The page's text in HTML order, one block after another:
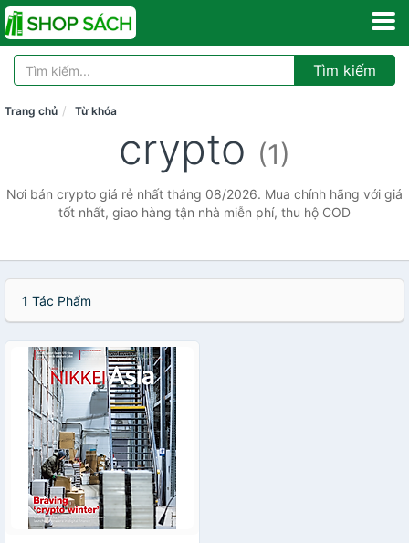
Tìm kiếm
Trang chủ Từ khóa
crypto (1)
Nơi bán crypto giá rẻ nhất tháng 08/2026. Mua chính hãng với giá
tốt nhất, giao hàng tận nhà miễn phí, thu hộ COD
1 Tác Phẩm